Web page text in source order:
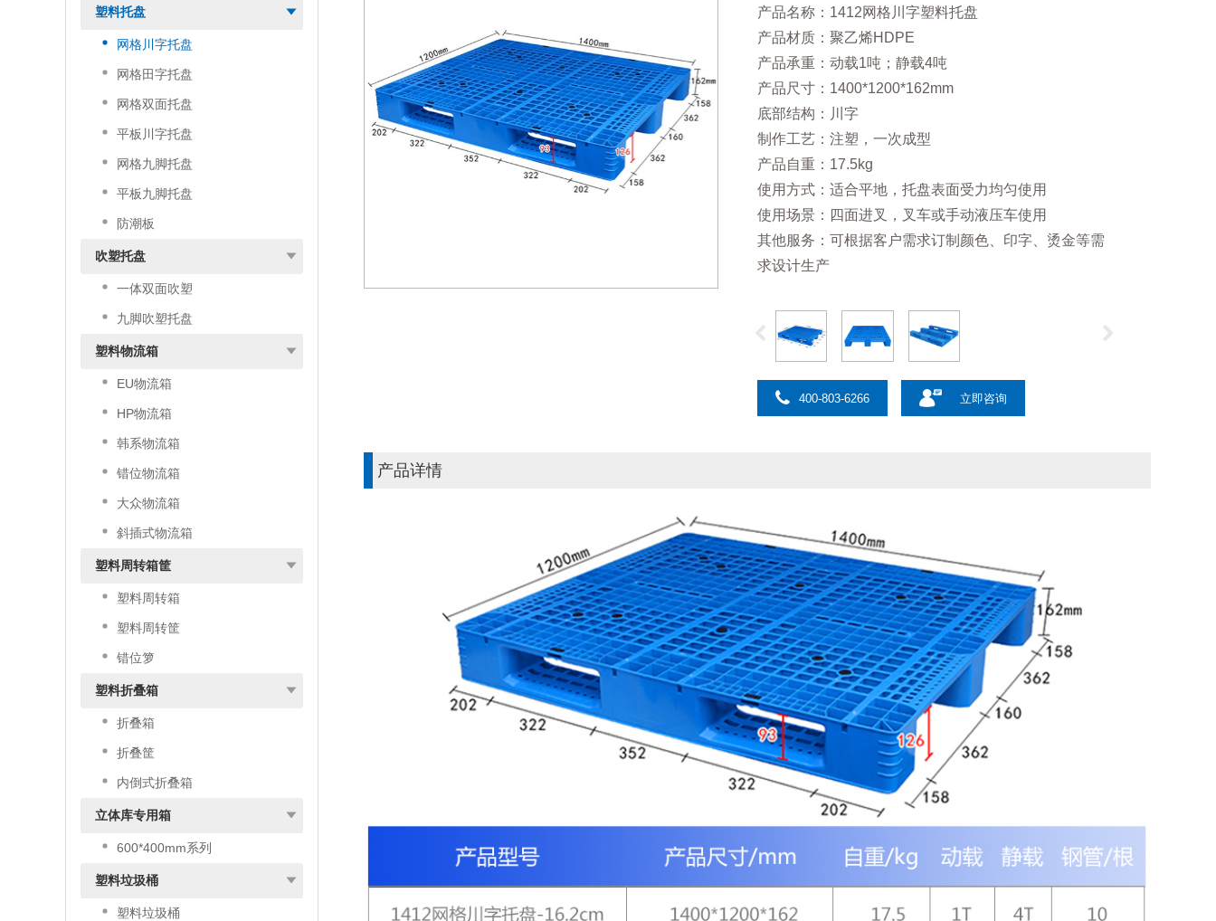
塑料托盘
网格川字托盘
网格田字托盘
网格双面托盘
平板川字托盘
网格九脚托盘
平板九脚托盘
防潮板
吹塑托盘
一体双面吹塑
九脚吹塑托盘
塑料物流箱
EU物流箱
HP物流箱
韩系物流箱
错位物流箱
大众物流箱
斜插式物流箱
塑料周转箱筐
塑料周转箱
塑料周转筐
错位箩
塑料折叠箱
折叠箱
折叠筐
内倒式折叠箱
立体库专用箱
600*400mm系列
塑料垃圾桶
塑料垃圾桶
产品名称：1412网格川字塑料托盘
产品材质：聚乙烯HDPE
产品承重：动载1吨；静载4吨
产品尺寸：1400*1200*162mm
底部结构：川字
制作工艺：注塑，一次成型
产品自重：17.5kg
使用方式：适合平地，托盘表面受力均匀使用
使用场景：四面进叉，叉车或手动液压车使用
其他服务：可根据客户需求订制颜色、印字、烫金等需
求设计生产
400-803-6266 立即咨询
产品详情